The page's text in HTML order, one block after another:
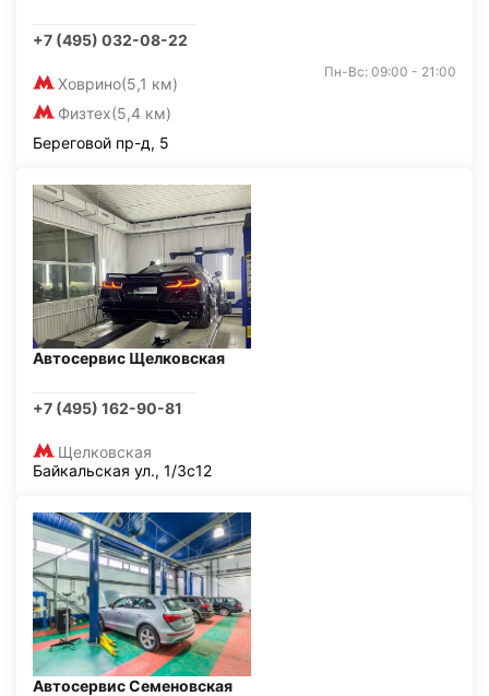
+7 (495) 032-08-22
Ховрино(5,1 км)
Физтех(5,4 км)
Пн-Вс: 09:00 - 21:00
Береговой пр-д, 5
Автосервис Щелковская
+7 (495) 162-90-81
Щелковская
Байкальская ул., 1/3с12
Автосервис Семеновская